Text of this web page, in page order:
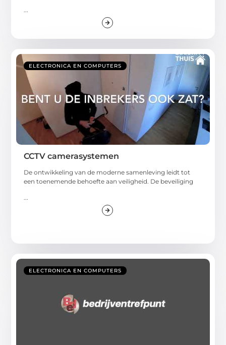
ELECTRONICA EN COMPUTERS
CCTV camerasystemen
De ontwikkeling van de moderne samenleving leidt tot
een toenemende behoefte aan veiligheid. De beveiliging
...
ELECTRONICA EN COMPUTERS